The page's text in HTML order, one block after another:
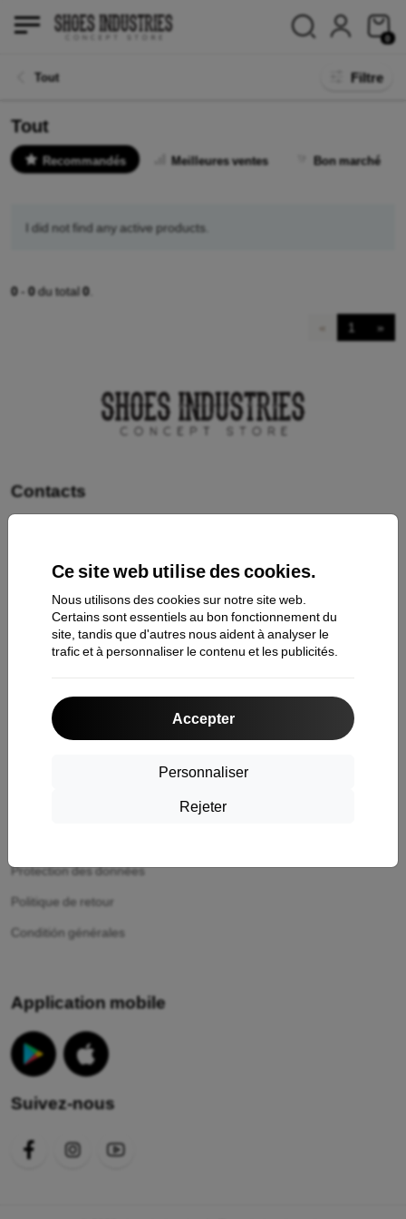
Ce site web utilise des cookies.
Nous utilisons des cookies sur notre site web.
Certains sont essentiels au bon fonctionnement du
site, tandis que d'autres nous aident à analyser le
trafic et à personnaliser le contenu et les publicités.
Accepter
Personnaliser
Rejeter
0
Tout Filtre
Tout
Recommandés Meilleures ventes Bon marché
I did not find any active products.
0 -0du total0
1 »
Contacts
Cashback
Retour facile
Contact
À propos de nous
Protection des données
Politique de retour
Conditión générales
Application mobile
Suivez-nous